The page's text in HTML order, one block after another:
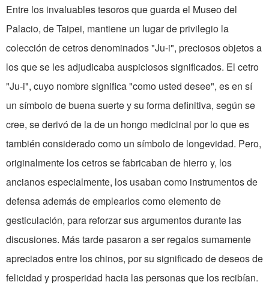
Entre los invaluables tesoros que guarda el Museo del
Palacio, de Taipei, mantiene un lugar de privilegio la
colección de cetros denominados "Ju-i", preciosos objetos a
los que se les adjudicaba auspiciosos significados. El cetro
"Ju-i", cuyo nombre significa "como usted desee", es en sí
un símbolo de buena suerte y su forma defini­tiva, según se
cree, se derivó de la de un hongo medicinal por lo que es
también considerado como un símbolo de longevidad. Pero,
originalmente los cetros se fabricaban de hierro y, los
ancianos especialmente, los usaban como instrumentos de
defensa además de emplearlos como elemento de
gesticulación, para reforzar sus argu­mentos durante las
discusiones. Más tarde pasaron a ser re­galos sumamente
apreciados entre los chinos, por su signifi­cado de deseos de
felicidad y prosperidad hacia las personas que los recibían.